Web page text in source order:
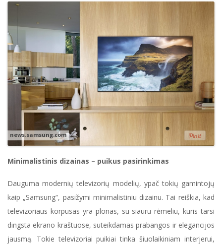
news.samsung.com
Minimalistinis dizainas – puikus pasirinkimas
Dauguma modernių televizorių modelių, ypač tokių gamintojų
kaip „Samsung“, pasižymi minimalistiniu dizainu. Tai reiškia, kad
televizoriaus korpusas yra plonas, su siauru rėmeliu, kuris tarsi
dingsta ekrano kraštuose, suteikdamas prabangos ir elegancijos
jausmą. Tokie televizoriai puikiai tinka šiuolaikiniam interjerui,